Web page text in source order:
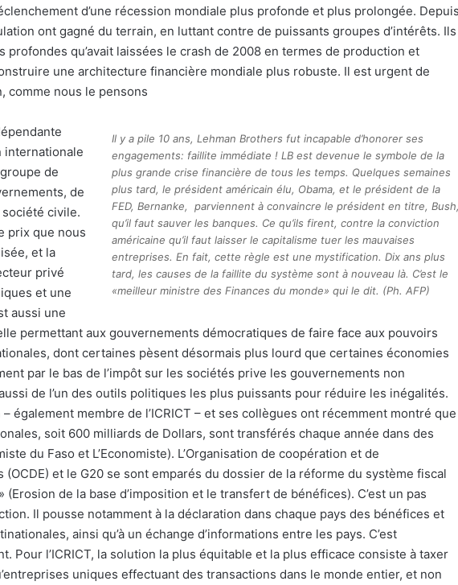
d’une récession mondiale plus profonde et plus prolongée. Depuis
ont gagné du terrain, en luttant contre de puissants groupes d’intérêts. Ils
profondes qu’avait laissées le crash de 2008 en termes de production et
une architecture financière mondiale plus robuste. Il est urgent de
comme nous le pensons
Il y a pile 10 ans, Lehman Brothers fut incapable d’honorer ses
engagements: faillite immédiate ! LB est devenue le symbole de la
plus grande crise financière de tous les temps. Quelques semaines
plus tard, le président américain élu, Obama, et le président de la
FED, Bernanke, parviennent à convaincre le président en titre, Bush,
qu’il faut sauver les banques. Ce qu’ils firent, contre la conviction
américaine qu’il faut laisser le capitalisme tuer les mauvaises
entreprises. En fait, cette règle est une mystification. Dix ans plus
tard, les causes de la faillite du système sont à nouveau là. C’est le
«meilleur ministre des Finances du monde» qui le dit. (Ph. AFP)
internationale
de
de
civile.
prix que nous
et la
privé
et une
aussi une
permettant aux gouvernements démocratiques de faire face aux pouvoirs
dont certaines pèsent désormais plus lourd que certaines économies
par le bas de l’impôt sur les sociétés prive les gouvernements non
de l’un des outils politiques les plus puissants pour réduire les inégalités.
– également membre de l’ICRICT – et ses collègues ont récemment montré que
soit 600 milliards de Dollars, sont transférés chaque année dans des
du Faso et L’Economiste). L’Organisation de coopération et de
et le G20 se sont emparés du dossier de la réforme du système fiscal
(Erosion de la base d’imposition et le transfert de bénéfices). C’est un pas
Il pousse notamment à la déclaration dans chaque pays des bénéfices et
ainsi qu’à un échange d’informations entre les pays. C’est
Pour l’ICRICT, la solution la plus équitable et la plus efficace consiste à taxer
uniques effectuant des transactions dans le monde entier, et non